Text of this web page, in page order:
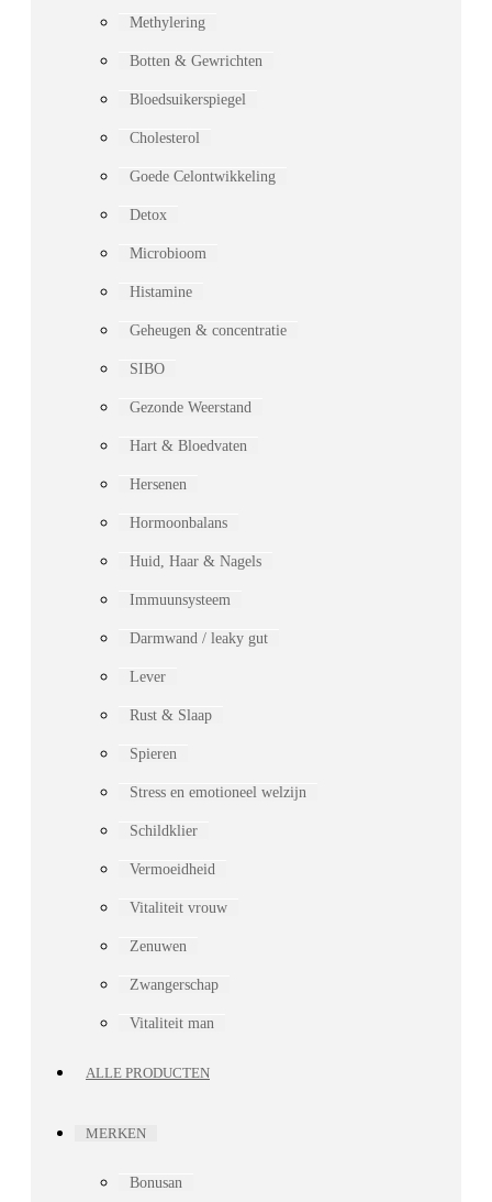
Methylering
Botten & Gewrichten
Bloedsuikerspiegel
Cholesterol
Goede Celontwikkeling
Detox
Microbioom
Histamine
Geheugen & concentratie
SIBO
Gezonde Weerstand
Hart & Bloedvaten
Hersenen
Hormoonbalans
Huid, Haar & Nagels
Immuunsysteem
Darmwand / leaky gut
Lever
Rust & Slaap
Spieren
Stress en emotioneel welzijn
Schildklier
Vermoeidheid
Vitaliteit vrouw
Zenuwen
Zwangerschap
Vitaliteit man
ALLE PRODUCTEN
MERKEN
Bonusan